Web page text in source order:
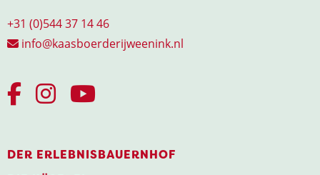
+31 (0)544 37 14 46
info@kaasboerderijweenink.nl
DER ERLEBNISBAUERNHOF